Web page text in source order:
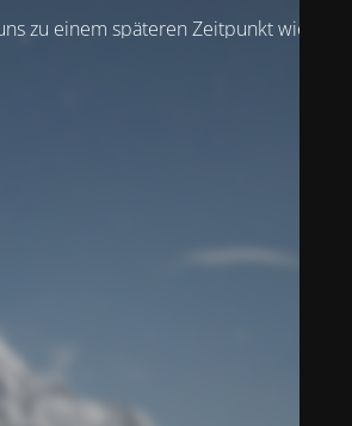
zu einem späteren Zeitpunkt wieder